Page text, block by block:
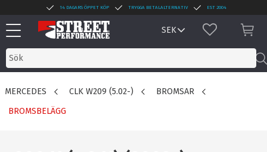
Meny
14 DAGARS ÖPPET KÖP TRYGGA BETALALTERNATIV EST 2004
FAVORITER
MERCEDES CLK W209 (5.02-)
BROMSAR
BROMSBELÄGG